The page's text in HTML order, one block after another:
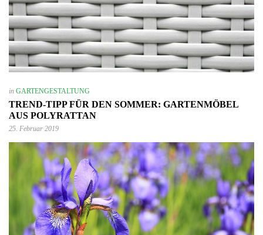
in GARTENGESTALTUNG
TREND-TIPP FÜR DEN SOMMER: GARTENMÖBEL
AUS POLYRATTAN
25. Februar 2019